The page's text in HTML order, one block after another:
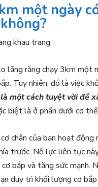
một ngày
lắng rằng chạy 3km một
Tuy nhiên, đó là việc
một cách tuyệt vời để
biệt là ở phần dưới cơ
cơ chân của bạn hoạt động
trước. Nỗ lực liên tục
bắp và tăng sức mạnh.
duy trì khối lượng cơ bắp